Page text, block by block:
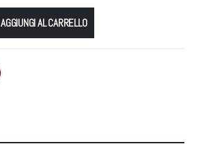
AGGIUNGI AL CARRELLO